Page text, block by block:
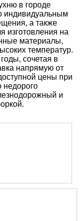
в городе
индивидуальным
а также
изготовления на
материалы,
температур.
сочетая в
напрямую от
цены при
недорого
и